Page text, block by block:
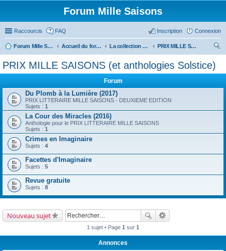
Forum Mille Saisons
Raccourcis FAQ Connexion
Inscription
Forum Mille Saisons Accueil du forum La collection Mille Saisons
PRIX MILLE SAISONS (et anthologies Solstice)
her
PRIX MILLE SAISONS (et anthologies Solstice)
Forum
Du Plomb à la Lumière (2017)
PRIX LITTERAIRE MILLE SAISONS - DEUXIEME EDITION
Sujets : 1
La Cour des Miracles (2016)
Anthologie pour le PRIX LITTERAIRE MILLE SAISONS
Sujets : 1
Crimes en Imaginaire
Sujets : 4
Facettes d'Imaginaire
Sujets : 5
Revue gratuite
Sujets : 8
Nouveau sujet
1 sujet • Page 1 sur 1
Annonces